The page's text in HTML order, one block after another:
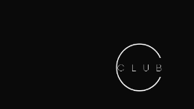
01.42.71.40.79